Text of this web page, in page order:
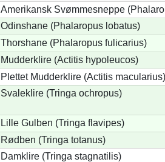
Amerikansk Svømmesneppe
Odinshane (Phalaropus lobatus)
Thorshane (Phalaropus fulicarius)
Mudderklire (Actitis hypoleucos)
Plettet Mudderklire (Actitis macularius)
Svaleklire (Tringa ochropus)
Lille Gulben (Tringa flavipes)
Rødben (Tringa totanus)
Damklire (Tringa stagnatilis)